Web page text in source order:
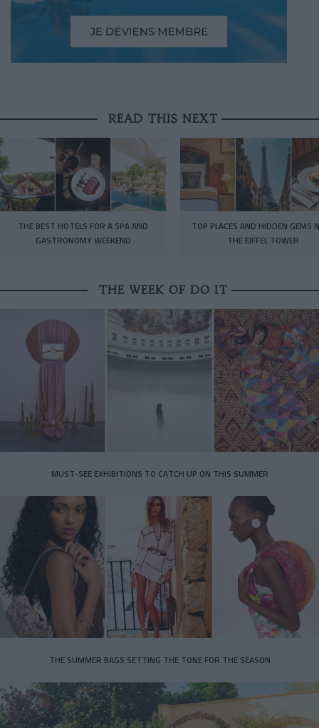
READ THIS NEXT
THE BEST HOTELS FOR A SPA AND
GASTRONOMY WEEKEND
TOP PLACES AND HIDDEN GEMS
THE EIFFEL TOWER
THE WEEK OF DO IT
MUST-SEE EXHIBITIONS TO CATCH UP ON THIS SUMMER
THE SUMMER BAGS SETTING THE TONE FOR THE SEASON